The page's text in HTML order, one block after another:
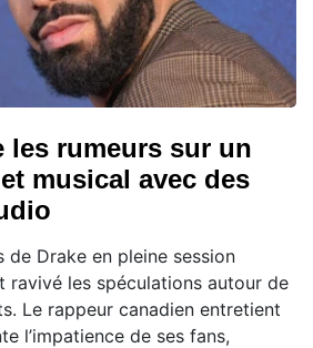
les rumeurs sur un
musical avec des
de Drake en pleine session
ravivé les spéculations autour de
Le rappeur canadien entretient
l’impatience de ses fans,